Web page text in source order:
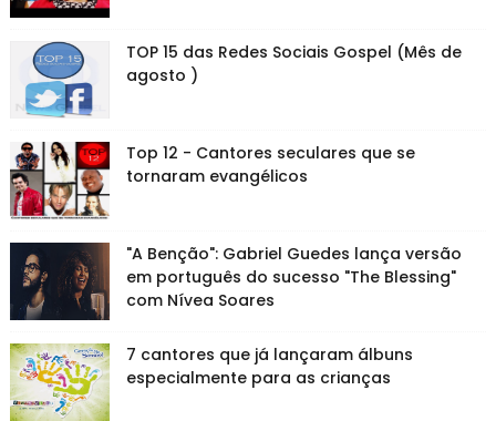
TOP 15 das Redes Sociais Gospel (Mês de
agosto )
Top 12 - Cantores seculares que se
tornaram evangélicos
"A Benção": Gabriel Guedes lança versão
em português do sucesso "The Blessing"
com Nívea Soares
7 cantores que já lançaram álbuns
especialmente para as crianças